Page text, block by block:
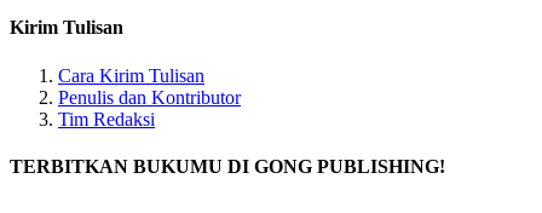
Kirim Tulisan
Cara Kirim Tulisan
Penulis dan Kontributor
Tim Redaksi
TERBITKAN BUKUMU DI GONG PUBLISHING!